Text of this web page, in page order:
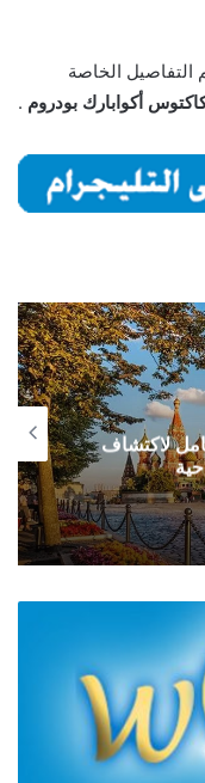
التفاصيل الخاصة
.
لاكتشاف